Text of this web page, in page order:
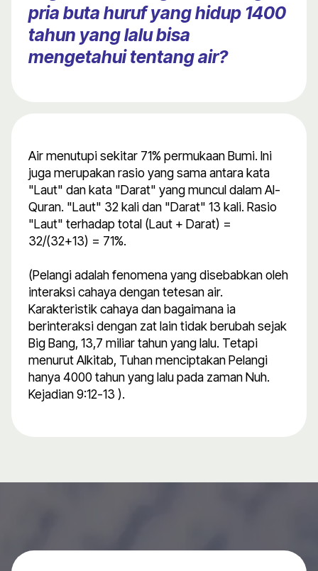
pria buta huruf yang hidup 1400
tahun yang lalu bisa
mengetahui tentang air?
Air menutupi sekitar 71% permukaan Bumi. Ini
juga merupakan rasio yang sama antara kata
"Laut" dan kata "Darat" yang muncul dalam Al-
Quran. "Laut" 32 kali dan "Darat" 13 kali. Rasio
"Laut" terhadap total (Laut + Darat) =
32/(32+13) = 71%.
(Pelangi adalah fenomena yang disebabkan oleh
interaksi cahaya dengan tetesan air.
Karakteristik cahaya dan bagaimana ia
berinteraksi dengan zat lain tidak berubah sejak
Big Bang, 13,7 miliar tahun yang lalu. Tetapi
menurut Alkitab, Tuhan menciptakan Pelangi
hanya 4000 tahun yang lalu pada zaman Nuh.
Kejadian 9:12-13 ).